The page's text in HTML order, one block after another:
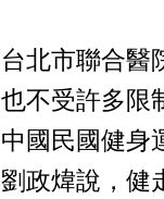
台北市聯合醫
也不受許多限
中國民國健身
劉政煒說，健